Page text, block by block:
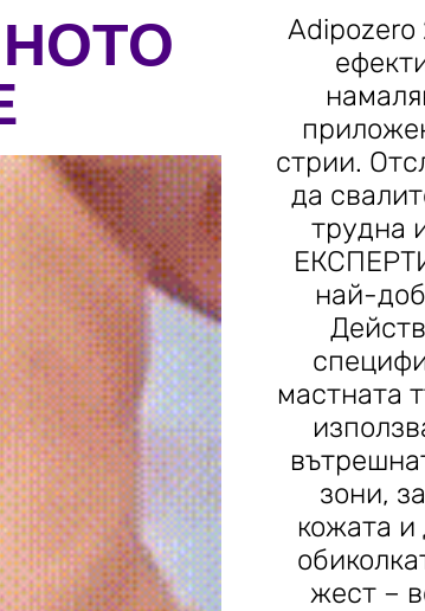
Adipozero
стрии.
да
трудна
най-
мастната
зони,
кожата и
жест –